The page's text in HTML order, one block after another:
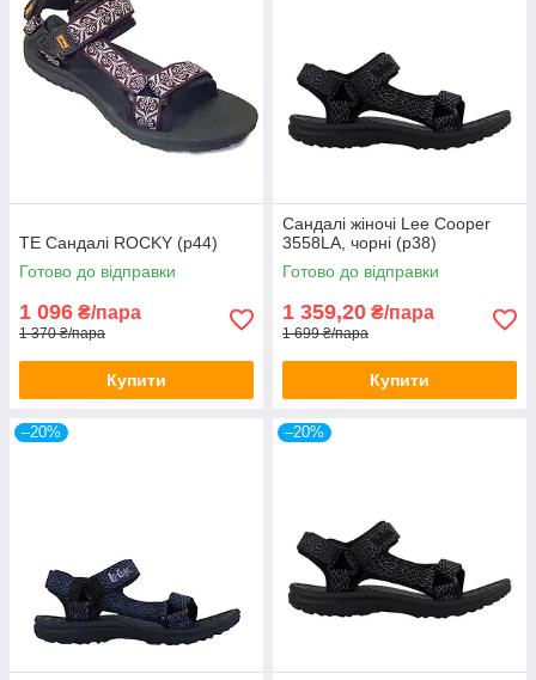
TE Сандалі ROCKY (р44)
Готово до відправки
1 096 ₴/пара
1 370 ₴/пара
Купити
Сандалі жіночі Lee Cooper
3558LA, чорні (р38)
Готово до відправки
1 359,20 ₴/пара
1 699 ₴/пара
Купити
–20% –20%